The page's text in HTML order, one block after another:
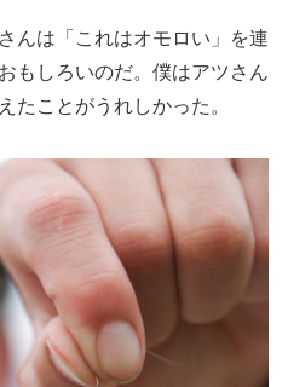
んは「これはオモロい」を連
もしろいのだ。僕はアツさん
たことがうれしかった。